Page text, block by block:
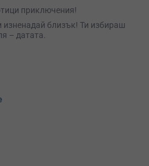
приключения!
изненадай близък! Ти избираш
– датата.